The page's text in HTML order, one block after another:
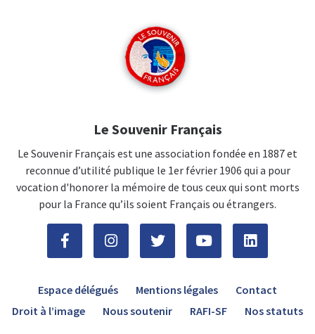
Le Souvenir Français
Le Souvenir Français est une association fondée en 1887 et
reconnue d’utilité publique le 1er février 1906 qui a pour
vocation d'honorer la mémoire de tous ceux qui sont morts
pour la France qu’ils soient Français ou étrangers.
Espace délégués Mentions légales
Contact
Droit à l’image
Nous soutenir RAFI-SF Nos statuts